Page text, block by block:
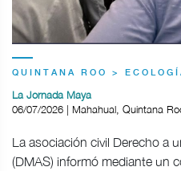
QUINTANA ROO >
La Jornada Maya
06/07/2026 | Mahahual, Quintana
La asociación civil Derecho a
(DMAS) informó mediante un